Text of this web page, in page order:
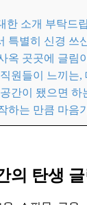
한 소개 부탁드
특별히 신경 쓰
옥 곳곳에 글림
원들이 느끼는
간이 됐으면
하는 만큼 마음
의 탄생 글